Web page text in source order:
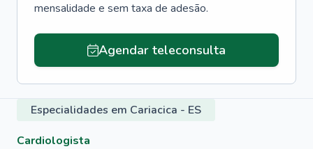
mensalidade e sem taxa de adesão.
Agendar teleconsulta
Especialidades em Cariacica - ES
Cardiologista